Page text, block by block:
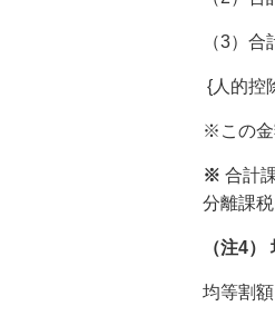
（3）
{人的控
※この金
※ 合計
分離課
（注4
均等割